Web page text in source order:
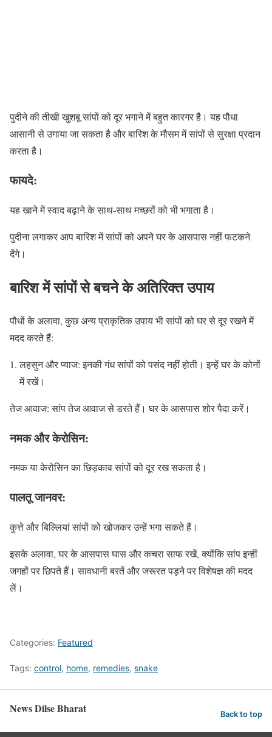
पुदीने की तीखी खुशबू सांपों को दूर भगाने में बहुत कारगर है। यह पौधा
आसानी से उगाया जा सकता है और बारिश के मौसम में सांपों से सुरक्षा प्रदान
करता है।
फायदे:
यह खाने में स्वाद बढ़ाने के साथ-साथ मच्छरों को भी भगाता है।
पुदीना लगाकर आप बारिश में सांपों को अपने घर के आसपास नहीं फटकने
देंगे।
बारिश में सांपों से बचने के अतिरिक्त उपाय
पौधों के अलावा, कुछ अन्य प्राकृतिक उपाय भी सांपों को घर से दूर रखने में
मदद करते हैं:
लहसुन और प्याज: इनकी गंध सांपों को पसंद नहीं होती। इन्हें घर के कोनों
में रखें।
तेज आवाज: सांप तेज आवाज से डरते हैं। घर के आसपास शोर पैदा करें।
नमक और केरोसिन:
नमक या केरोसिन का छिड़काव सांपों को दूर रख सकता है।
पालतू जानवर:
कुत्ते और बिल्लियां सांपों को खोजकर उन्हें भगा सकते हैं।
इसके अलावा, घर के आसपास घास और कचरा साफ रखें, क्योंकि सांप इन्हीं
जगहों पर छिपते हैं। सावधानी बरतें और जरूरत पड़ने पर विशेषज्ञ की मदद
लें।
Categories: Featured
Tags: control, home, remedies, snake
News Dilse Bharat Back to top